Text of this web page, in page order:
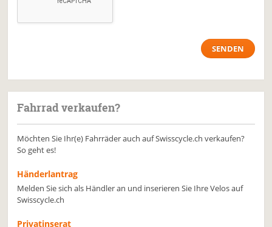
Fahrrad verkaufen?
Möchten Sie Ihr(e) Fahrräder auch auf Swisscycle.ch verkaufen?
So geht es!
Händerlantrag
Melden Sie sich als Händler an und inserieren Sie Ihre Velos auf
Swisscycle.ch
Privatinserat